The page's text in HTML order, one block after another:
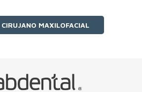
CIRUJANO MAXILOFACIAL